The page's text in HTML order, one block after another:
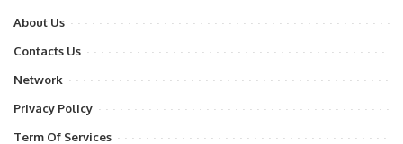
About Us
Contacts Us
Network
Privacy Policy
Term Of Services